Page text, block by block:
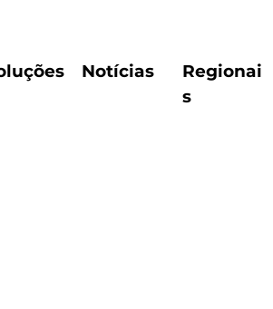
Notícias
Regionai
s